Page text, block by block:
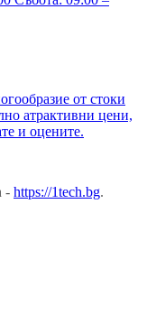
от стоки
атрактивни цени,
и оцените.
- https://1tech.bg.